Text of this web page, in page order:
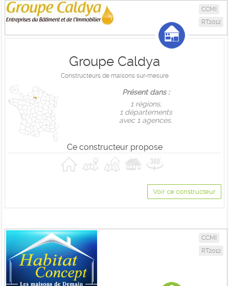
CCMI
RT2012
Groupe Caldya
Constructeurs de maisons sur-mesure
Présent dans :
1 règions,
1 départements
avec 1 agences.
Ce constructeur propose
Voir ce constructeur
CCMI
RT2012